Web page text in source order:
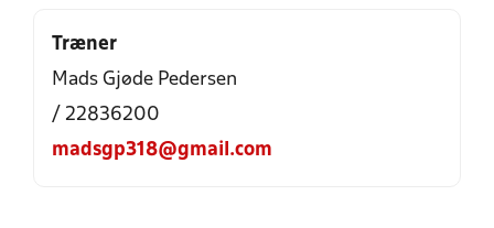
Træner
Mads Gjøde Pedersen
/ 22836200
madsgp318@gmail.com